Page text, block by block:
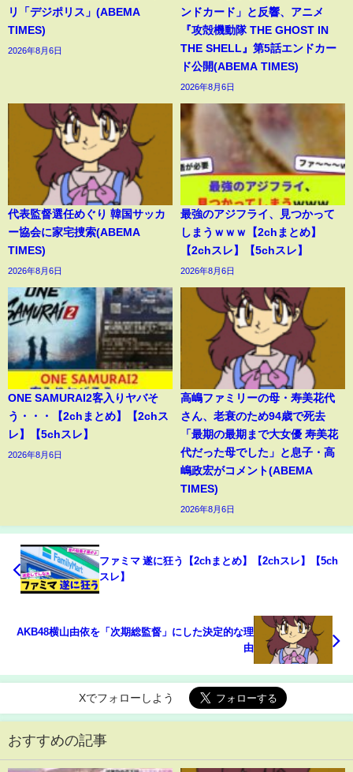
リ「デジポリス」(ABEMA
TIMES)
2026年8月6日
ンドカード」と反響、アニメ
『攻殻機動隊 THE GHOST IN
THE SHELL』第5話エンドカー
ド公開(ABEMA TIMES)
2026年8月6日
代表監督選任めぐり 韓国サッカ
ー協会に家宅捜索(ABEMA
TIMES)
2026年8月6日
最強のアジフライ、見つかって
しまうｗｗｗ【2chまとめ】
【2chスレ】【5chスレ】
2026年8月6日
ONE SAMURAI2客入りヤバそ
う・・・【2chまとめ】【2chス
レ】【5chスレ】
2026年8月6日
高嶋ファミリーの母・寿美花代
さん、老衰のため94歳で死去
「最期の最期まで大女優 寿美花
代だった母でした」と息子・高
嶋政宏がコメント(ABEMA
TIMES)
2026年8月6日
ファミマ 遂に狂う【2chまとめ】【2chスレ】【5ch
スレ】
AKB48横山由依を「次期総監督」にした決定的な理
由
Xでフォローしよう
おすすめの記事